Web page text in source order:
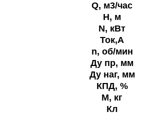
Q, м3/час
H, м
N, кВт
Ток,А
n, об/мин
Ду пр, мм
Ду наг, мм
КПД, %
M, кг
Кл